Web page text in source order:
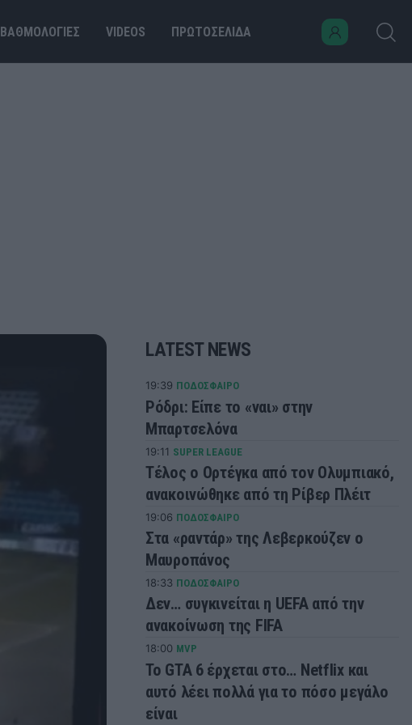
ΒΑΘΜΟΛΟΓΙΕΣ VIDEOS ΠΡΩΤΟΣΕΛΙΔΑ
LATEST NEWS
19:39 ΠΟΔΟΣΦΑΙΡΟ
Ρόδρι: Είπε το «ναι» στην
Μπαρτσελόνα
19:11 SUPER LEAGUE
Τέλος ο Ορτέγκα από τον Ολυμπιακό,
ανακοινώθηκε από τη Ρίβερ Πλέιτ
19:06 ΠΟΔΟΣΦΑΙΡΟ
Στα «ραντάρ» της Λεβερκούζεν ο
Μαυροπάνος
18:33 ΠΟΔΟΣΦΑΙΡΟ
Δεν… συγκινείται η UEFA από την
ανακοίνωση της FIFA
18:00 MVP
Το GTA 6 έρχεται στο… Netflix και
αυτό λέει πολλά για το πόσο μεγάλο
είναι